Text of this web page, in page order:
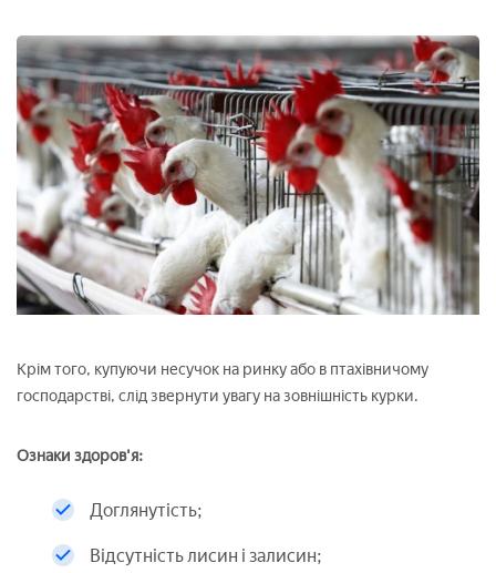
Крім того, купуючи несучок на ринку або в птахівничому
господарстві, слід звернути увагу на зовнішність курки.
Ознаки здоров'я:
Доглянутість;
Відсутність лисин і залисин;